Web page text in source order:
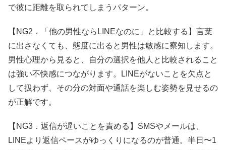
で彼に距離を取られてしまうパターン。
【NG2．「他の男性ならLINEなのに」と比較する】言葉
に出さなくても、態度に出ると男性は敏感に察知します。
男性心理から見ると、自分の選択を他人と比較されること
は強い不快感につながります。LINEがないことを欠点と
して扱わず、その分の対面や通話を楽しむ姿勢を見せるの
が正解です。
【NG3．返信が遅いことを責める】SMSやメールは、
LINEより返信ペースがゆっくりになるのが普通。半日〜1